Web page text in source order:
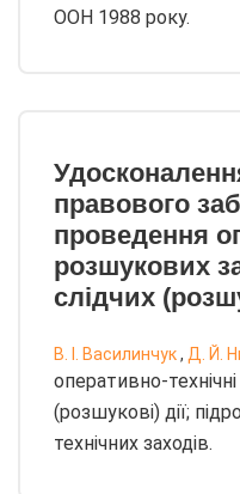
ООН 1988 року.
правового
проведення
розшукових
слідчих
В. І. Василинчук, Д. Й.
оперативно-технічні
(розшукові) дії;
технічних заходів.